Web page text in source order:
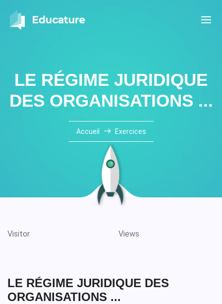
LE RÉGIME JURIDIQUE
DES ORGANISATIONS ...
Accueil Exercices
Visitor Views
LE RÉGIME JURIDIQUE DES
ORGANISATIONS ...